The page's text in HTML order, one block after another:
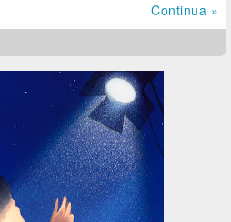
Continua »